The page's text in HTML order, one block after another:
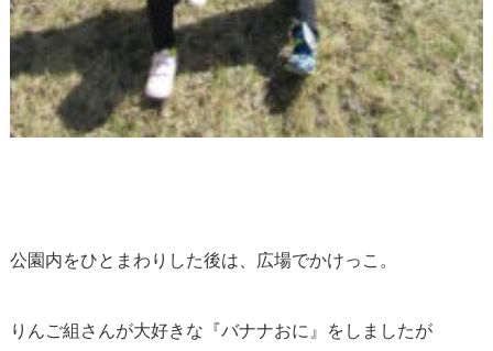
公園内をひとまわりした後は、広場でかけっこ。
りんご組さんが大好きな『バナナおに』をしましたが